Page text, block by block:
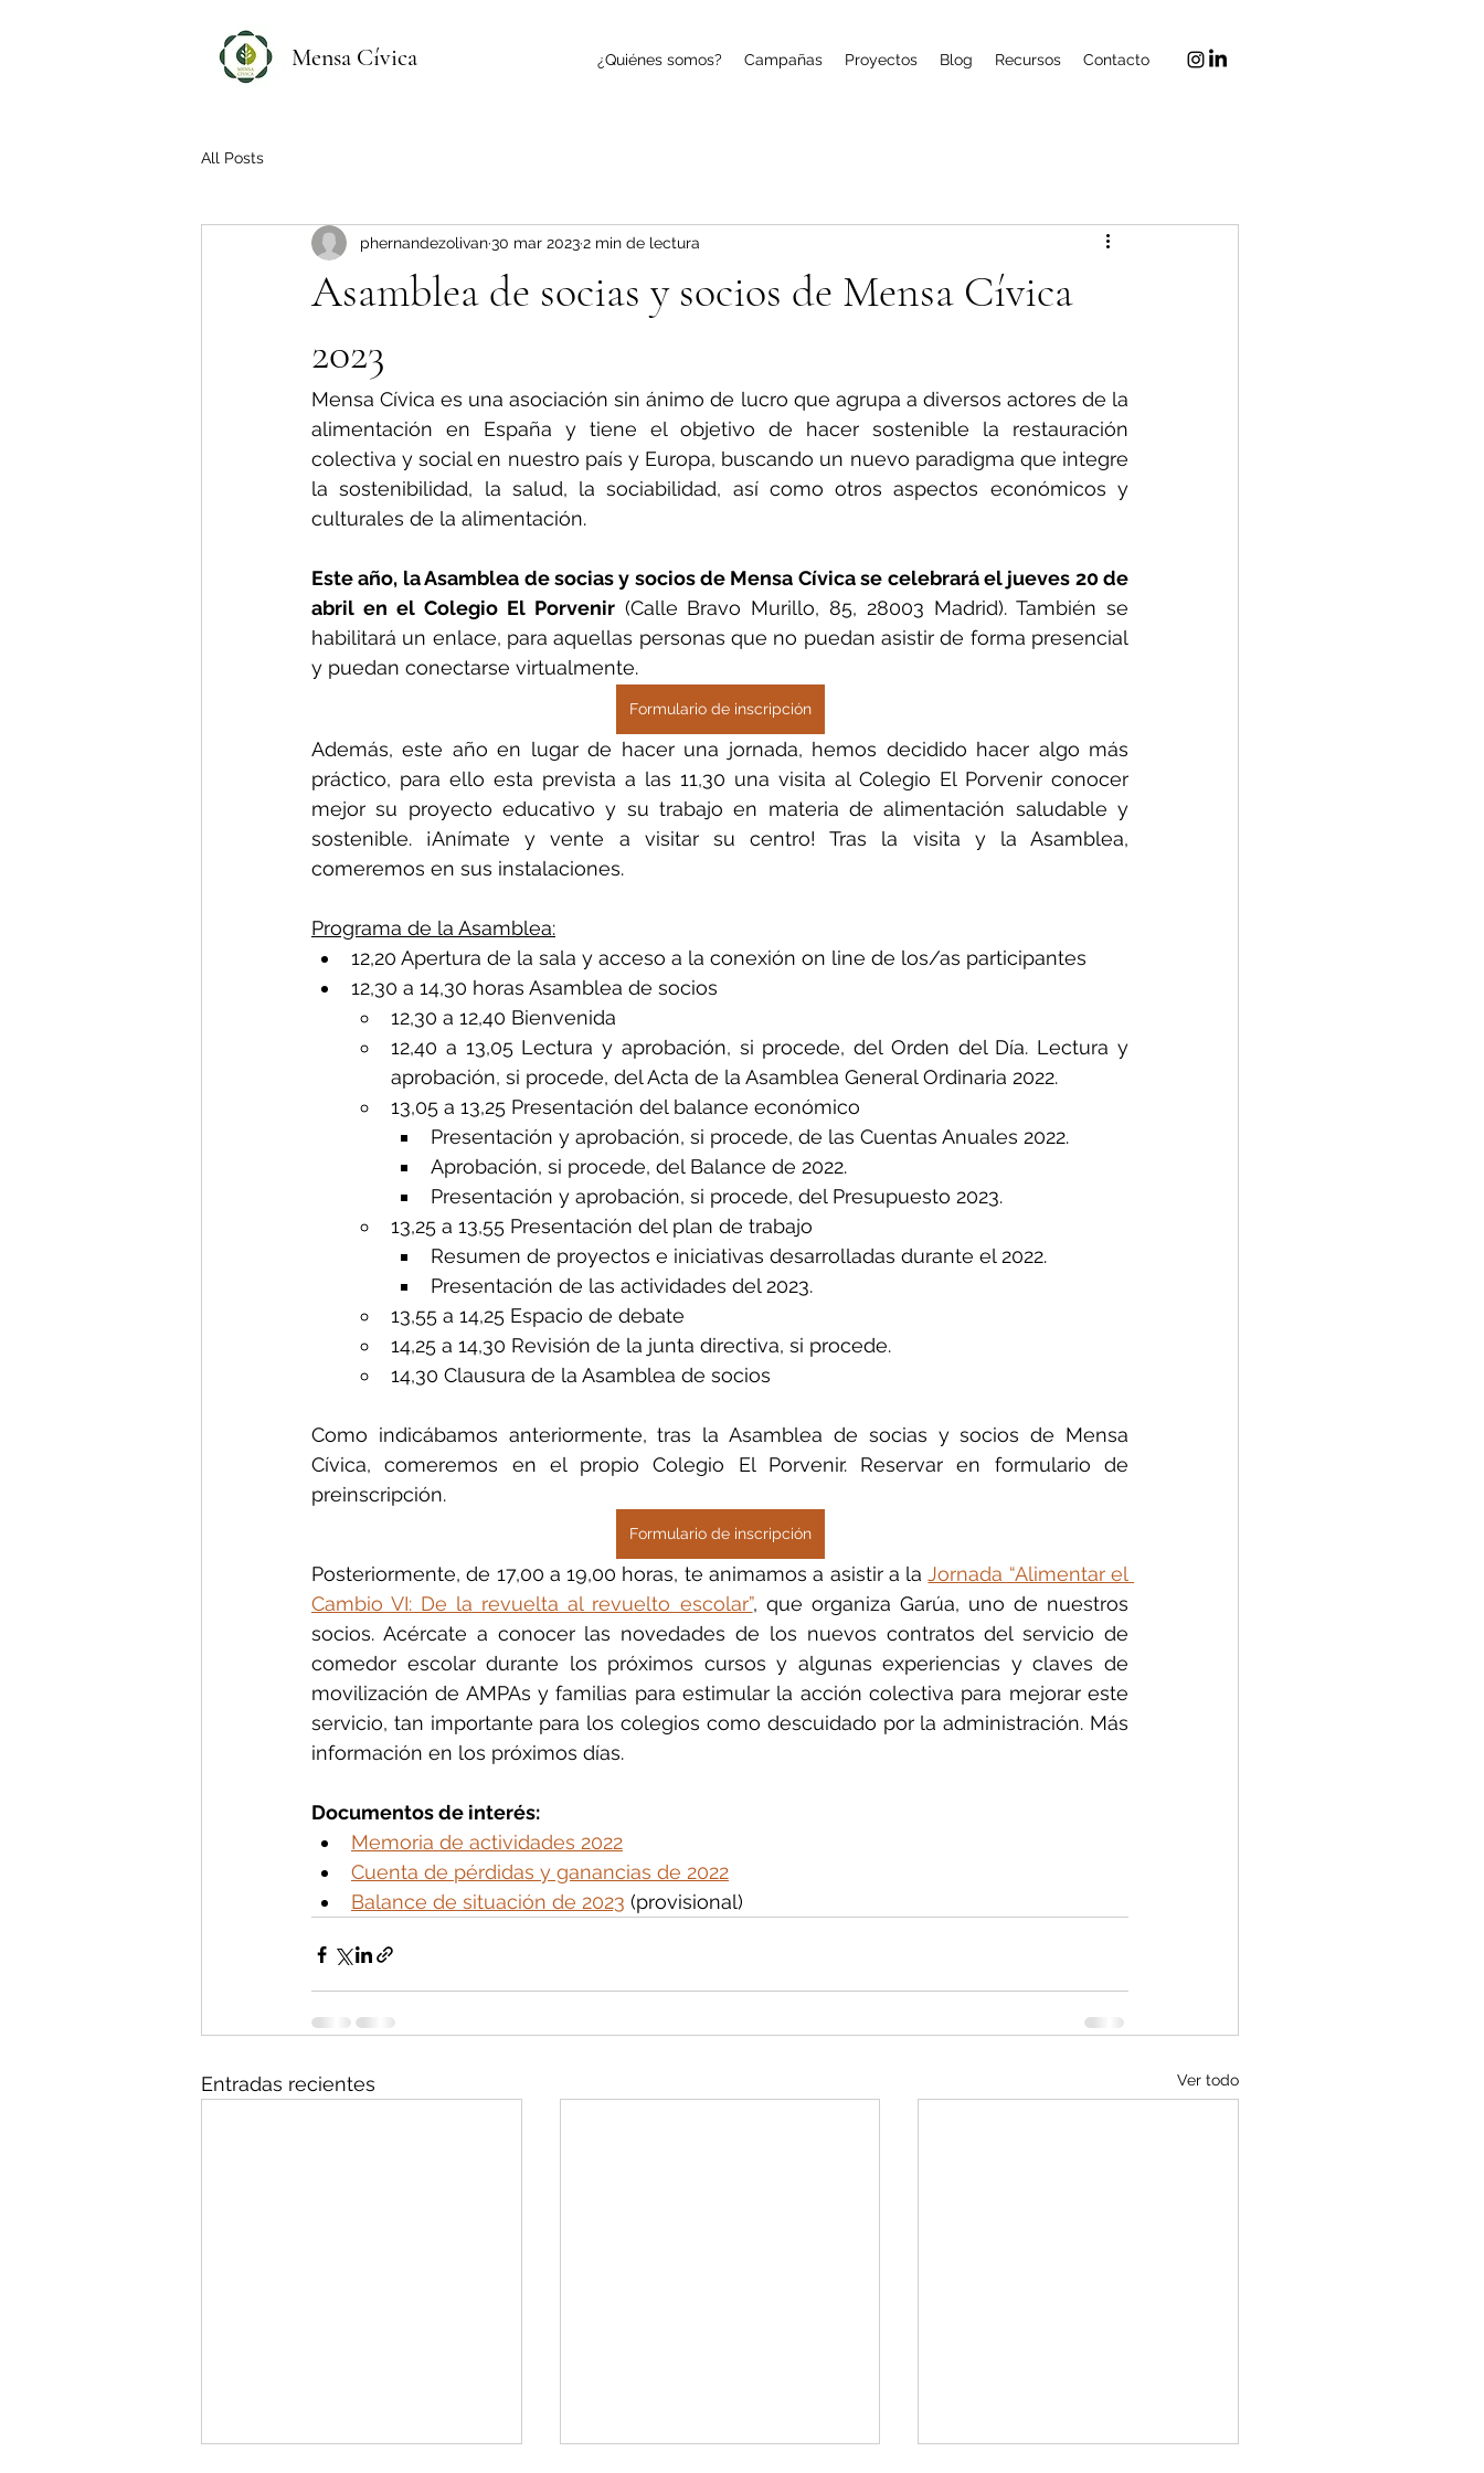
Mensa Cívica ¿Quiénes somos? Campañas Proyectos Blog Recursos Contacto
All Posts
Asamblea de socias y socios de Mensa Cívica
2023
phernandezolivan30 mar 20232 min de lectura
Mensa Cívica es una asociación sin ánimo de lucro que agrupa a diversos actores de la
alimentación en España y tiene el objetivo de hacer sostenible la restauración
colectiva y social en nuestro país y Europa, buscando un nuevo paradigma que integre
la sostenibilidad, la salud, la sociabilidad, así como otros aspectos económicos y
culturales de la alimentación.
Este año, la Asamblea de socias y socios de Mensa Cívica se celebrará el jueves 20 de
abril en el Colegio El Porvenir (Calle Bravo Murillo, 85, 28003 Madrid). También se
habilitará un enlace, para aquellas personas que no puedan asistir de forma presencial
y puedan conectarse virtualmente.
Formulario de inscripción
Además, este año en lugar de hacer una jornada, hemos decidido hacer algo más
práctico, para ello esta prevista a las 11,30 una visita al Colegio El Porvenir conocer
mejor su proyecto educativo y su trabajo en materia de alimentación saludable y
sostenible. ¡Anímate y vente a visitar su centro! Tras la visita y la Asamblea,
comeremos en sus instalaciones.
Programa de la Asamblea:
12,20 Apertura de la sala y acceso a la conexión on line de los/as participantes
12,30 a 14,30 horas Asamblea de socios
12,30 a 12,40 Bienvenida
12,40 a 13,05 Lectura y aprobación, si procede, del Orden del Día. Lectura y
aprobación, si procede, del Acta de la Asamblea General Ordinaria 2022.
13,05 a 13,25 Presentación del balance económico
Presentación y aprobación, si procede, de las Cuentas Anuales 2022.
Aprobación, si procede, del Balance de 2022.
Presentación y aprobación, si procede, del Presupuesto 2023.
13,25 a 13,55 Presentación del plan de trabajo
Resumen de proyectos e iniciativas desarrolladas durante el 2022.
Presentación de las actividades del 2023.
13,55 a 14,25 Espacio de debate
14,25 a 14,30 Revisión de la junta directiva, si procede.
14,30 Clausura de la Asamblea de socios
Como indicábamos anteriormente, tras la Asamblea de socias y socios de Mensa
Cívica, comeremos en el propio Colegio El Porvenir. Reservar en formulario de
preinscripción.
Formulario de inscripción
Posteriormente, de 17,00 a 19,00 horas, te animamos a asistir a la Jornada “Alimentar el
Cambio VI: De la revuelta al revuelto escolar”, que organiza Garúa, uno de nuestros
socios. Acércate a conocer las novedades de los nuevos contratos del servicio de
comedor escolar durante los próximos cursos y algunas experiencias y claves de
movilización de AMPAs y familias para estimular la acción colectiva para mejorar este
servicio, tan importante para los colegios como descuidado por la administración. Más
información en los próximos días.
Documentos de interés:
Memoria de actividades 2022
Cuenta de pérdidas y ganancias de 2022
Balance de situación de 2023 (provisional)
Entradas recientes Ver todo